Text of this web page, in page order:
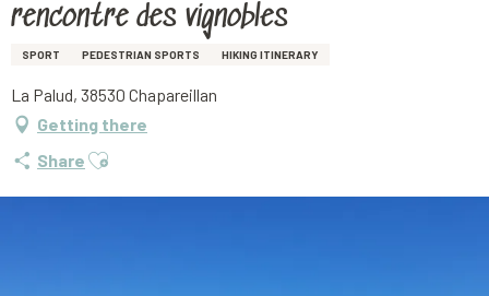
rencontre des vignobles
SPORT PEDESTRIAN SPORTS HIKING ITINERARY
La Palud, 38530 Chapareillan
Getting there
Share Ajouter aux favoris